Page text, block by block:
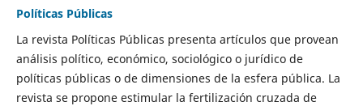
Políticas Públicas
La revista Políticas Públicas presenta artículos que provean
análisis político, económico, sociológico o jurídico de
políticas públicas o de dimensiones de la esfera pública. La
revista se propone estimular la fertilización cruzada de